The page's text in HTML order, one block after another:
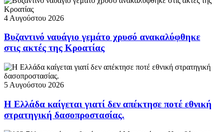
4 Αυγούστου 2026
Βυζαντινό ναυάγιο γεμάτο χρυσό ανακαλύφθηκε
στις ακτές της Κροατίας
5 Αυγούστου 2026
Η Ελλάδα καίγεται γιατί δεν απέκτησε ποτέ εθνική
στρατηγική δασοπροστασίας.